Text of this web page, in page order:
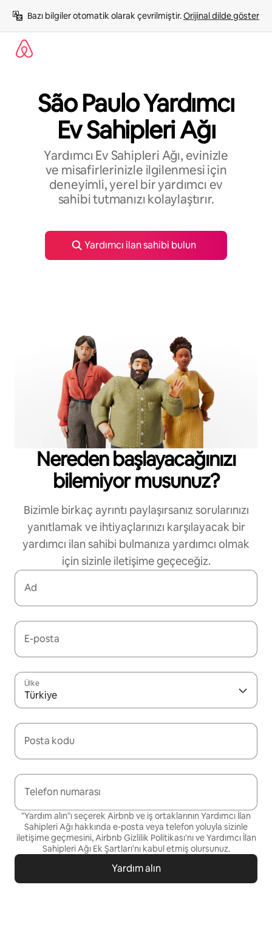
atla
Bazı bilgiler otomatik olarak çevrilmiştir. Orijinal dilde göster
São Paulo Yardımcı
Ev Sahipleri Ağı
Yardımcı Ev Sahipleri Ağı, evinizle
ve misafirlerinizle ilgilenmesi için
deneyimli, yerel bir yardımcı ev
sahibi tutmanızı kolaylaştırır.
Yardımcı ilan sahibi bulun
Nereden başlayacağınızı
bilemiyor musunuz?
Bizimle birkaç ayrıntı paylaşırsanız sorularınızı
yanıtlamak ve ihtiyaçlarınızı karşılayacak bir
yardımcı ilan sahibi bulmanıza yardımcı olmak
için sizinle iletişime geçeceğiz.
Ad
E-posta
Ülke
Türkiye
Posta kodu
Telefon numarası
"Yardım alın"ı seçerek Airbnb ve iş ortaklarının Yardımcı İlan
Sahipleri Ağı hakkında e-posta veya telefon yoluyla sizinle
iletişime geçmesini, Airbnb Gizlilik Politikası'nı veYardımcı İlan
Sahipleri Ağı Ek Şartları'nı kabul etmiş olursunuz.
Yardım alın